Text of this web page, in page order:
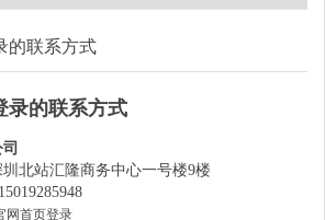
的联系方式
录的联系方式
北站汇隆商务中心一号楼9楼
网首页登录